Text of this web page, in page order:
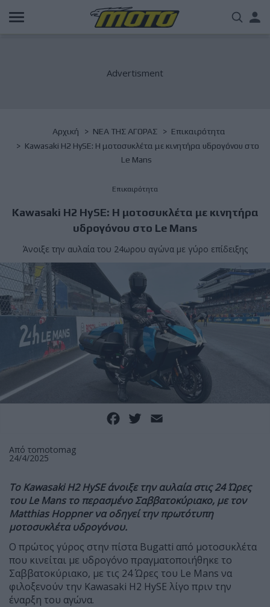
Παράκαμψη
προς
Breadcrumb
Αρχική NΕΑ ΤΗΣ ΑΓΟΡΑΣ
Επικαιρότητα
Kawasaki H2 HySE: Η μοτοσυκλέτα με κινητήρα υδρογόνου στο
Le Mans
Επικαιρότητα
Kawasaki H2 HySE: Η μοτοσυκλέτα με κινητήρα
υδρογόνου στο Le Mans
Άνοιξε την αυλαία του 24ωρου αγώνα με γύρο επίδειξης
Facebook
Twitter
Από τοmotomag
24/4/2025
Το Kawasaki H2 HySE άνοιξε την αυλαία στις 24 Ώρες
του Le Mans το περασμένο Σαββατοκύριακο, με τον
Matthias Hoppner να οδηγεί την πρωτότυπη
μοτοσυκλέτα υδρογόνου.
Ο πρώτος γύρος στην πίστα Bugatti από μοτοσυκλέτα
που κινείται με υδρογόνο πραγματοποιήθηκε το
Σαββατοκύριακο, με τις 24 Ώρες του Le Mans να
φιλοξενούν την Kawasaki H2 HySE λίγο πριν την
έναρξη του αγώνα.